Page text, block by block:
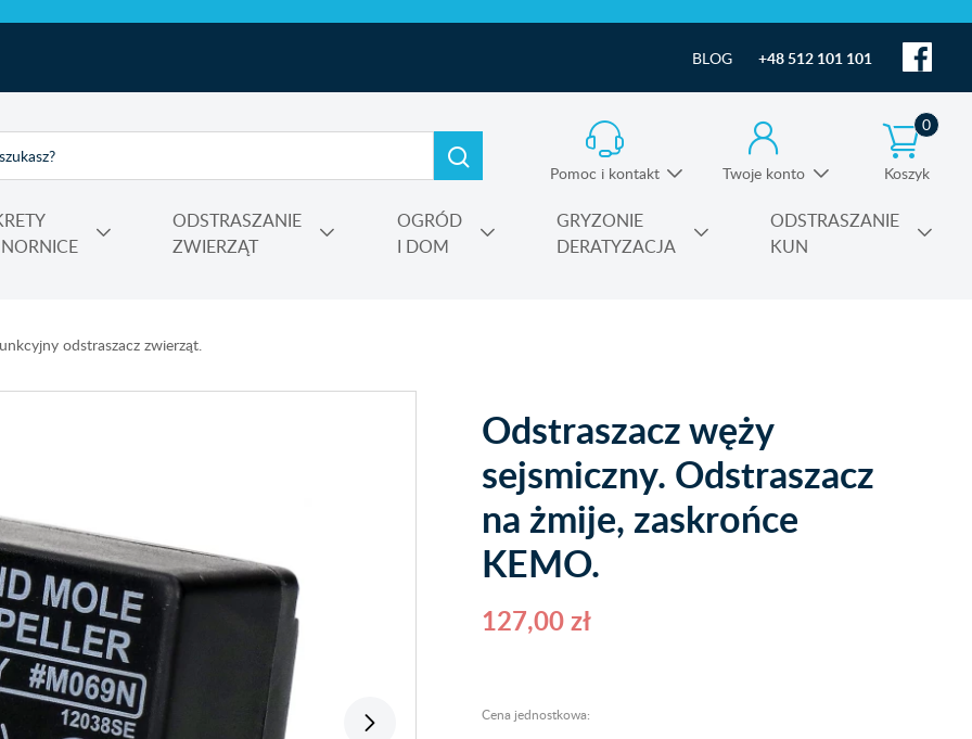
BLOG +48 512 101 101
Pomoc i kontakt Twoje konto Koszyk
0
ODSTRASZANIE
ZWIERZĄT
OGRÓD
I DOM
GRYZONIE
DERATYZACJA
ODSTRASZANIE
KUN
odstraszacz zwierząt.
Odstraszacz węży
sejsmiczny. Odstraszacz
na żmije, zaskrońce
KEMO.
127,00 zł
Cena jednostkowa: